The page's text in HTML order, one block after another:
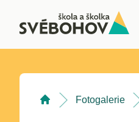
Fotogalerie